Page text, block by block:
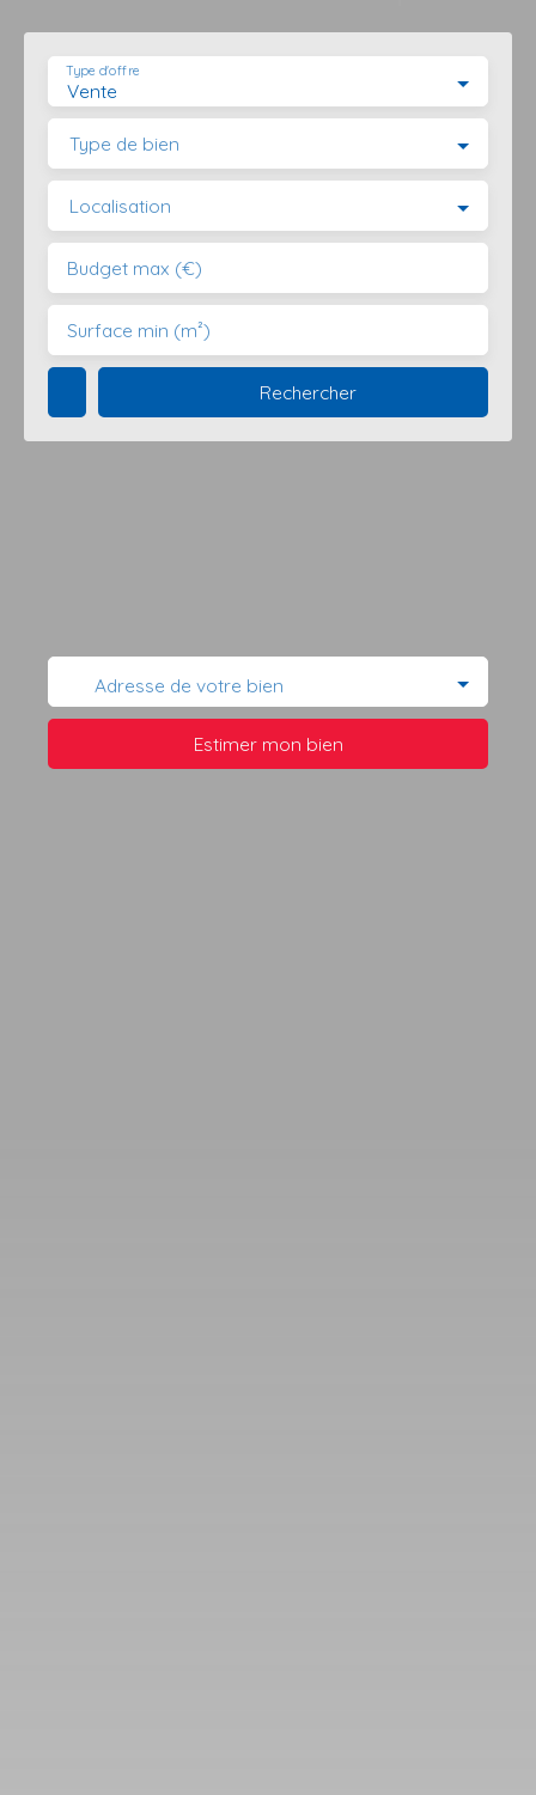
Vente
Type d'offre
Type de bien
Localisation
Budget max (€)
Surface min (m²)
Rechercher
Adresse de votre bien
Estimer mon bien